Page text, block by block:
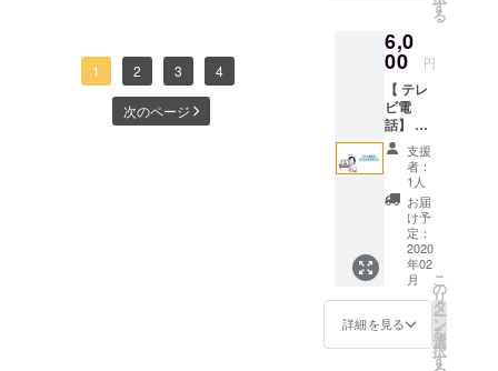
1 2 3 4
次のページ
と否定
してし
まった
り…。
この時
間だけ
は全部
受け止
めま
しょ。
例えば
私が
「いつ
も頑
張って
る！！
！えら
す
る
6,0
00 円
【 テレ
ビ電
話】 #
レンタ
ル話を
聞く
人 を
テレビ
で受け
付けま
す！ 直
接は会
えずと
も、一
緒にお
話しま
支援
者：
1人
お届
け予
定：
2020
年02
月
詳細を見る
こ
の
リ
タ
ー
ン
を
選
択
す